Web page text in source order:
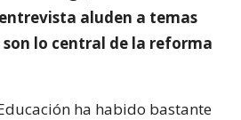
aluden a temas
lo central de la reforma
ha habido bastante